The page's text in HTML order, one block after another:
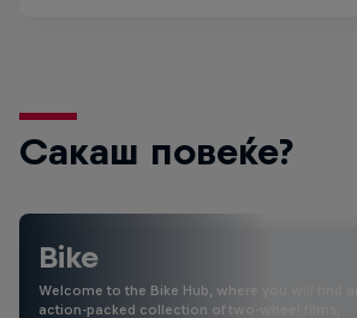
Сакаш повеќе?
Bike
Welcome to the Bike Hub, where you will find an
action-packed collection of two-wheel films,